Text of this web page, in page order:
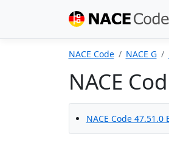
NACE Code NACE G
NACE
NACE Code